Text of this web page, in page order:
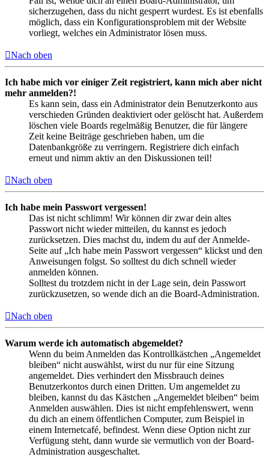
sicherzugehen, dass du nicht gesperrt wurdest. Es ist ebenfalls
möglich, dass ein Konfigurationsproblem mit der Website
vorliegt, welches ein Administrator lösen muss.
Nach oben
Ich habe mich vor einiger Zeit registriert, kann mich aber nicht
mehr anmelden?!
Es kann sein, dass ein Administrator dein Benutzerkonto aus
verschieden Gründen deaktiviert oder gelöscht hat. Außerdem
löschen viele Boards regelmäßig Benutzer, die für längere
Zeit keine Beiträge geschrieben haben, um die
Datenbankgröße zu verringern. Registriere dich einfach
erneut und nimm aktiv an den Diskussionen teil!
Nach oben
Ich habe mein Passwort vergessen!
Das ist nicht schlimm! Wir können dir zwar dein altes
Passwort nicht wieder mitteilen, du kannst es jedoch
zurücksetzen. Dies machst du, indem du auf der Anmelde-
Seite auf „Ich habe mein Passwort vergessen“ klickst und den
Anweisungen folgst. So solltest du dich schnell wieder
anmelden können.
Solltest du trotzdem nicht in der Lage sein, dein Passwort
zurückzusetzen, so wende dich an die Board-Administration.
Nach oben
Warum werde ich automatisch abgemeldet?
Wenn du beim Anmelden das Kontrollkästchen „Angemeldet
bleiben“ nicht auswählst, wirst du nur für eine Sitzung
angemeldet. Dies verhindert den Missbrauch deines
Benutzerkontos durch einen Dritten. Um angemeldet zu
bleiben, kannst du das Kästchen „Angemeldet bleiben“ beim
Anmelden auswählen. Dies ist nicht empfehlenswert, wenn
du dich an einem öffentlichen Computer, zum Beispiel in
einem Internetcafé, befindest. Wenn diese Option nicht zur
Verfügung steht, dann wurde sie vermutlich von der Board-
Administration ausgeschaltet.